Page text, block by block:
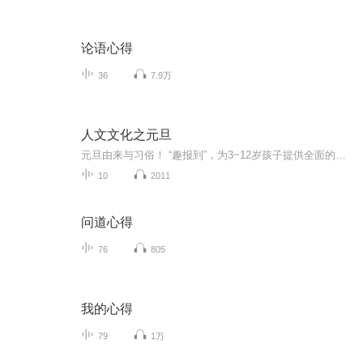
论语心得
36 7.9万
人文文化之元旦
10 2011
问道心得
76 805
我的心得
79 1万